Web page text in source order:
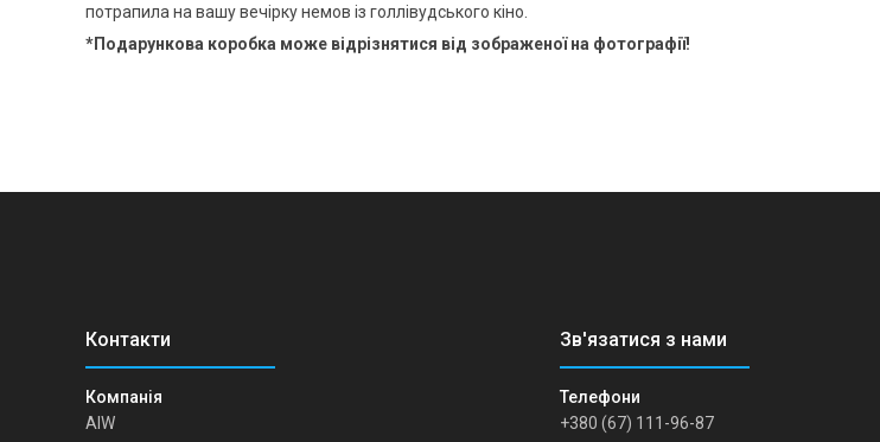
потрапила на вашу вечірку немов із голлівудського кіно.
*Подарункова коробка може відрізнятися від зображеної на фотографії!
AIW
+380 (67) 111-96-87